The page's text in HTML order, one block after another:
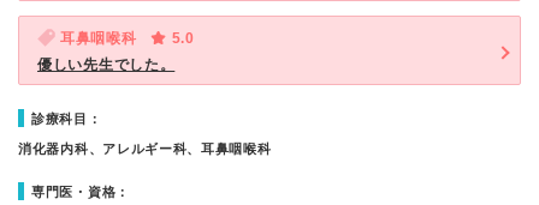
耳鼻咽喉科
5.0
優しい先生でした。
診療科目：
消化器内科、アレルギー科、耳鼻咽喉科
専門医・資格：